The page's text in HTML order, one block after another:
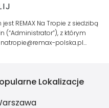
REMAX Na Tropie z siedzibą
(“Administrator”), z którym
polska.pl…
Lokalizacje